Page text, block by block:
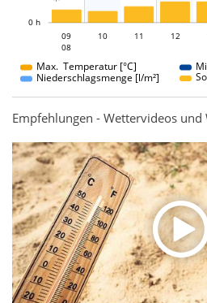
0 h
09
09
08
10 11 12
Max. Temperatur [°C]
Niederschlagsmenge [l/m²]
Empfehlungen - Wettervideos und